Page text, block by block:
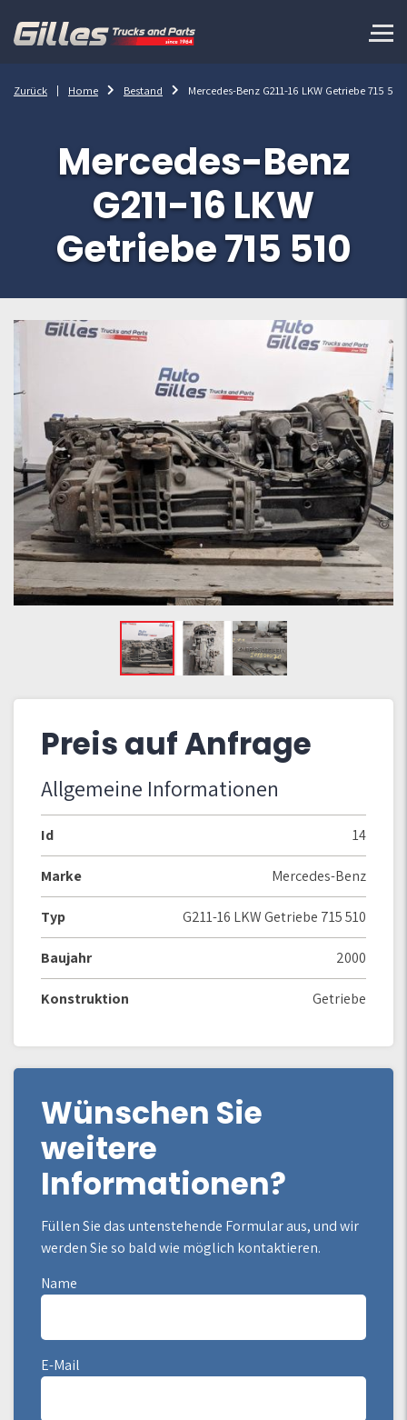
Zurück Home Bestand Mercedes-Benz G211-16 LKW Getriebe 715 510
Mercedes-Benz
G211-16 LKW
Getriebe 715 510
Preis auf Anfrage
Allgemeine Informationen
Id 14
Marke Mercedes-Benz
Typ G211-16 LKW Getriebe 715 510
Baujahr 2000
Konstruktion Getriebe
Wünschen Sie
weitere
Informationen?
Füllen Sie das untenstehende Formular aus, und wir
werden Sie so bald wie möglich kontaktieren.
Name
E-Mail